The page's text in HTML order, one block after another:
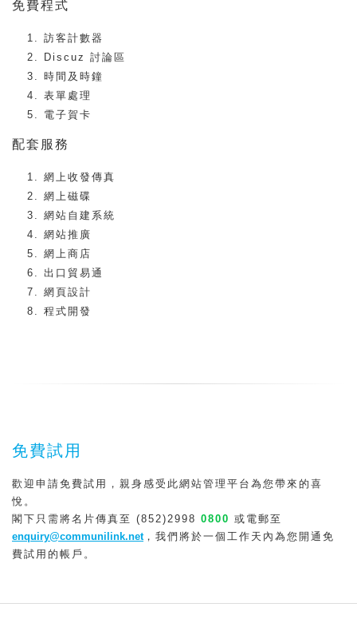
免費程式
訪客計數器
Discuz 討論區
時間及時鐘
表單處理
電子賀卡
配套服務
網上收發傳真
網上磁碟
網站自建系統
網站推廣
網上商店
出口貿易通
網頁設計
程式開發
免費試用
歡迎申請免費試用，親身感受此網站管理平台為您帶來的喜
悅。
閣下只需將名片傳真至 (852)2998 0800 或電郵至
enquiry@communilink.net，我們將於一個工作天內為您開通免
費試用的帳戶。